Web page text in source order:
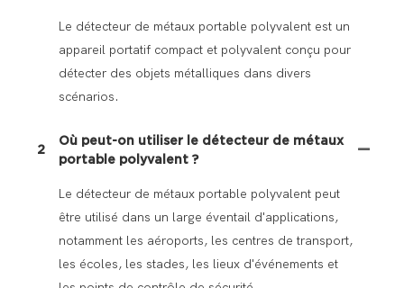
Le détecteur de métaux portable polyvalent est un
appareil portatif compact et polyvalent conçu pour
détecter des objets métalliques dans divers
scénarios.
2
Où peut-on utiliser le détecteur de métaux
portable polyvalent ?
Le détecteur de métaux portable polyvalent peut
être utilisé dans un large éventail d'applications,
notamment les aéroports, les centres de transport,
les écoles, les stades, les lieux d'événements et